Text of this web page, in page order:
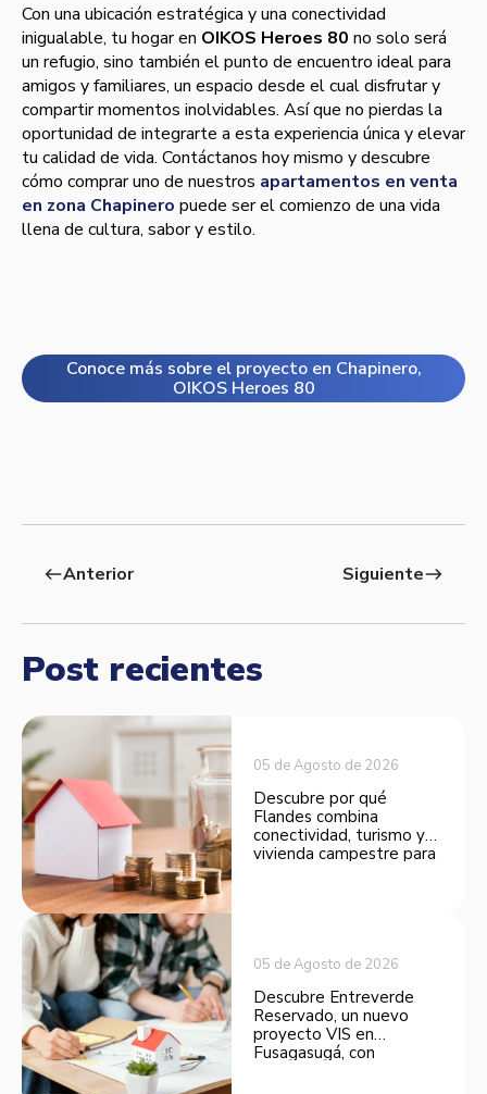
Con una ubicación estratégica y una conectividad
inigualable, tu hogar en OIKOS Heroes 80 no solo será
un refugio, sino también el punto de encuentro ideal para
amigos y familiares, un espacio desde el cual disfrutar y
compartir momentos inolvidables. Así que no pierdas la
oportunidad de integrarte a esta experiencia única y elevar
tu calidad de vida. Contáctanos hoy mismo y descubre
cómo comprar uno de nuestros apartamentos en venta
en zona Chapinero puede ser el comienzo de una vida
llena de cultura, sabor y estilo.
Conoce más sobre el proyecto en Chapinero,
OIKOS Heroes 80
westAnterior Siguienteeast
Post recientes
05 de Agosto de 2026
Descubre por qué
Flandes combina
conectividad, turismo y
vivienda campestre para
05 de Agosto de 2026
Descubre Entreverde
Reservado, un nuevo
proyecto VIS en
Fusagasugá, con